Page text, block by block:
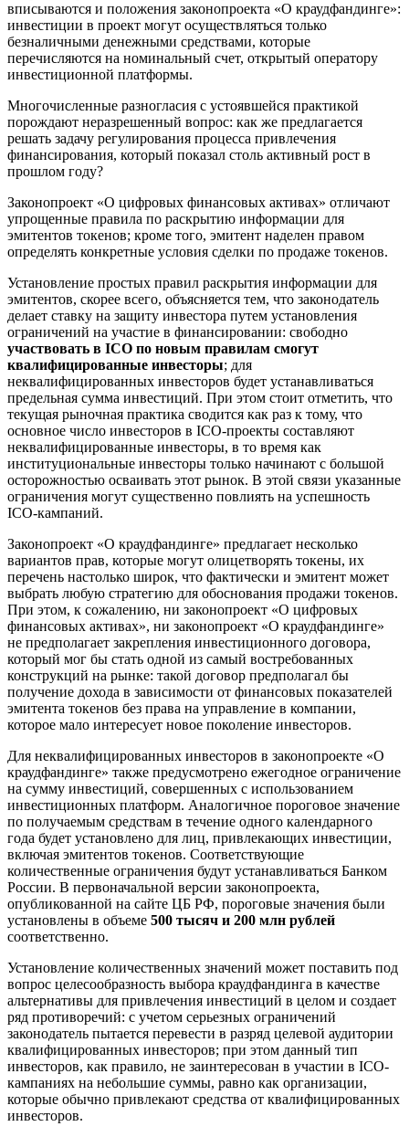
вписываются и положения законопроекта «О краудфандинге»:
инвестиции в проект могут осуществляться только
безналичными денежными средствами, которые
перечисляются на номинальный счет, открытый оператору
инвестиционной платформы.
Многочисленные разногласия с устоявшейся практикой
порождают неразрешенный вопрос: как же предлагается
решать задачу регулирования процесса привлечения
финансирования, который показал столь активный рост в
прошлом году?
Законопроект «О цифровых финансовых активах» отличают
упрощенные правила по раскрытию информации для
эмитентов токенов; кроме того, эмитент наделен правом
определять конкретные условия сделки по продаже токенов.
Установление простых правил раскрытия информации для
эмитентов, скорее всего, объясняется тем, что законодатель
делает ставку на защиту инвестора путем установления
ограничений на участие в финансировании: свободно
участвовать в ICO по новым правилам смогут
квалифицированные инвесторы; для
неквалифицированных инвесторов будет устанавливаться
предельная сумма инвестиций. При этом стоит отметить, что
текущая рыночная практика сводится как раз к тому, что
основное число инвесторов в ICO-проекты составляют
неквалифицированные инвесторы, в то время как
институциональные инвесторы только начинают с большой
осторожностью осваивать этот рынок. В этой связи указанные
ограничения могут существенно повлиять на успешность
ICO-кампаний.
Законопроект «О краудфандинге» предлагает несколько
вариантов прав, которые могут олицетворять токены, их
перечень настолько широк, что фактически и эмитент может
выбрать любую стратегию для обоснования продажи токенов.
При этом, к сожалению, ни законопроект «О цифровых
финансовых активах», ни законопроект «О краудфандинге»
не предполагает закрепления инвестиционного договора,
который мог бы стать одной из самый востребованных
конструкций на рынке: такой договор предполагал бы
получение дохода в зависимости от финансовых показателей
эмитента токенов без права на управление в компании,
которое мало интересует новое поколение инвесторов.
Для неквалифицированных инвесторов в законопроекте «О
краудфандинге» также предусмотрено ежегодное ограничение
на сумму инвестиций, совершенных с использованием
инвестиционных платформ. Аналогичное пороговое значение
по получаемым средствам в течение одного календарного
года будет установлено для лиц, привлекающих инвестиции,
включая эмитентов токенов. Соответствующие
количественные ограничения будут устанавливаться Банком
России. В первоначальной версии законопроекта,
опубликованной на сайте ЦБ РФ, пороговые значения были
установлены в объеме 500 тысяч и 200 млн рублей
соответственно.
Установление количественных значений может поставить под
вопрос целесообразность выбора краудфандинга в качестве
альтернативы для привлечения инвестиций в целом и создает
ряд противоречий: с учетом серьезных ограничений
законодатель пытается перевести в разряд целевой аудитории
квалифицированных инвесторов; при этом данный тип
инвесторов, как правило, не заинтересован в участии в ICO-
кампаниях на небольшие суммы, равно как организации,
которые обычно привлекают средства от квалифицированных
инвесторов.